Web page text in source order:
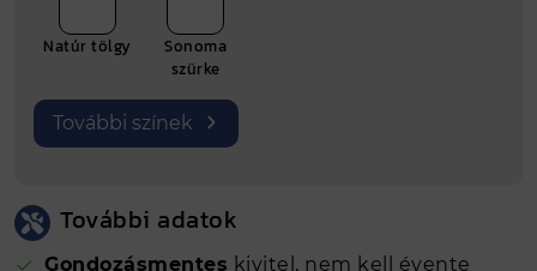
Natúr tölgy
Sonoma
szürke
További színek
További adatok
Gondozásmentes kivitel, nem kell évente